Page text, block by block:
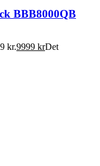
BBB8000QB
kr.9999 krDet